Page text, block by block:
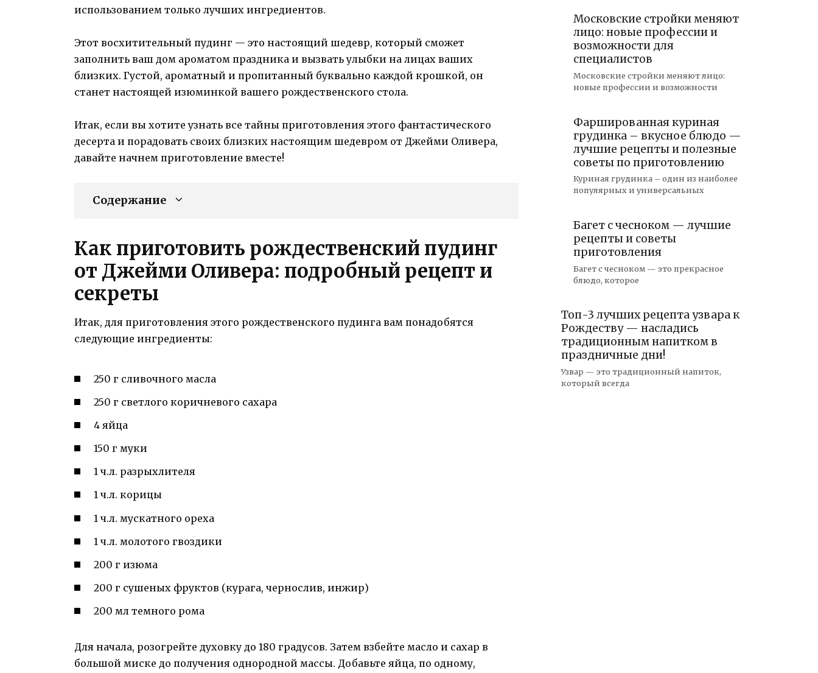
использованием только лучших ингредиентов.
Этот восхитительный пудинг — это настоящий шедевр, который сможет
заполнить ваш дом ароматом праздника и вызвать улыбки на лицах ваших
близких. Густой, ароматный и пропитанный буквально каждой крошкой, он
станет настоящей изюминкой вашего рождественского стола.
Итак, если вы хотите узнать все тайны приготовления этого фантастического
десерта и порадовать своих близких настоящим шедевром от Джейми Оливера,
давайте начнем приготовление вместе!
Содержание
Как приготовить рождественский пудинг
от Джейми Оливера: подробный рецепт и
секреты
Итак, для приготовления этого рождественского пудинга вам понадобятся
следующие ингредиенты:
250 г сливочного масла
250 г светлого коричневого сахара
4 яйца
150 г муки
1 ч.л. разрыхлителя
1 ч.л. корицы
1 ч.л. мускатного ореха
1 ч.л. молотого гвоздики
200 г изюма
200 г сушеных фруктов (курага, чернослив, инжир)
200 мл темного рома
Для начала, розогрейте духовку до 180 градусов. Затем взбейте масло и сахар в
большой миске до получения однородной массы. Добавьте яйца, по одному,
Московские стройки меняют
лицо: новые профессии и
возможности для
специалистов
Московские стройки меняют лицо:
новые профессии и возможности
Фаршированная куриная
грудинка – вкусное блюдо —
лучшие рецепты и полезные
советы по приготовлению
Куриная грудинка – один из наиболее
популярных и универсальных
Багет с чесноком — лучшие
рецепты и советы
приготовления
Багет с чесноком — это прекрасное
блюдо, которое
Топ-3 лучших рецепта узвара к
Рождеству — насладись
традиционным напитком в
праздничные дни!
Узвар — это традиционный напиток,
который всегда